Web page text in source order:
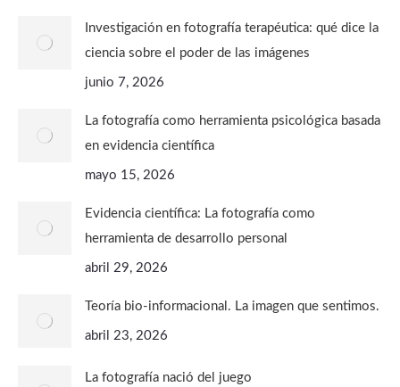
Investigación en fotografía terapéutica: qué dice la
ciencia sobre el poder de las imágenes
junio 7, 2026
La fotografía como herramienta psicológica basada
en evidencia científica
mayo 15, 2026
Evidencia científica: La fotografía como
herramienta de desarrollo personal
abril 29, 2026
Teoría bio-informacional. La imagen que sentimos.
abril 23, 2026
La fotografía nació del juego